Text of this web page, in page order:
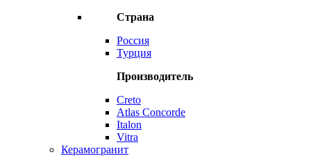
Страна
Россия
Турция
Производитель
Creto
Atlas Concorde
Italon
Vitra
Керамогранит